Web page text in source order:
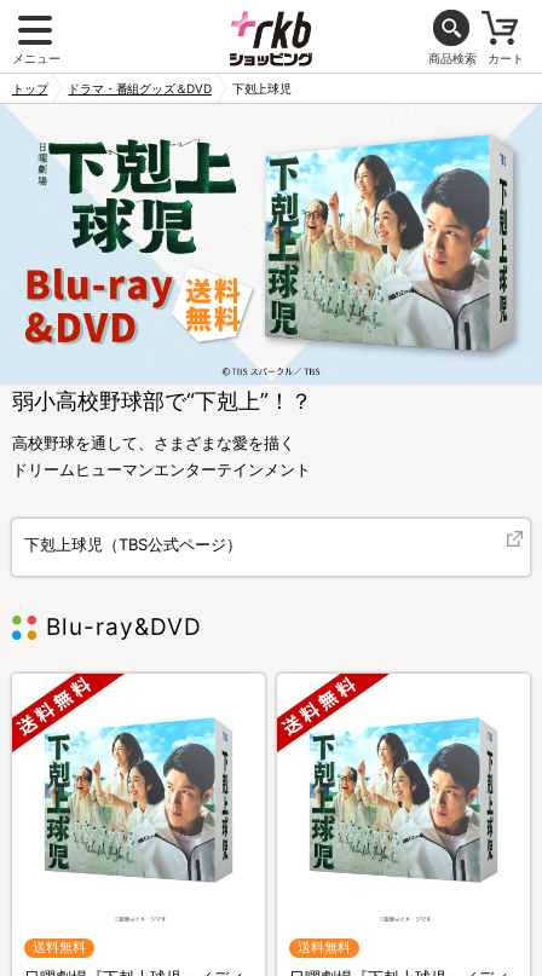
メニュー 商品検索 カート
トップ ドラマ・番組グッズ＆DVD 下剋上球児
弱小高校野球部で“下剋上”！？
高校野球を通して、さまざまな愛を描く
ドリームヒューマンエンターテインメント
下剋上球児（TBS公式ページ）
Blu-ray&DVD
送料無料 送料無料